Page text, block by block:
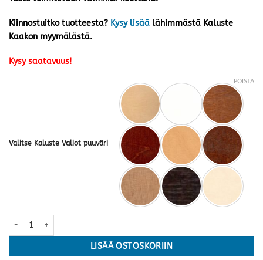
Kiinnostuitko tuotteesta? Kysy lisää lähimmästä Kaluste
Kaakon myymälästä.
Kysy saatavuus!
Valitse Kaluste Valiot puuväri
POISTA
Casablanca eteispeili · useita värejä määrä
LISÄÄ OSTOSKORIIN